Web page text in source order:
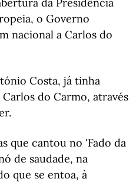
o Governo
nacional a Carlos do
Costa, já tinha
do Carmo, através
que cantou no 'Fado da
de saudade, na
que se entoa, à